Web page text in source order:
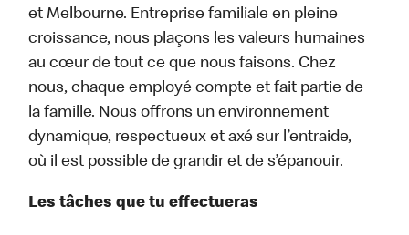
et Melbourne. Entreprise familiale en pleine
croissance, nous plaçons les valeurs humaines
au cœur de tout ce que nous faisons. Chez
nous, chaque employé compte et fait partie de
la famille. Nous offrons un environnement
dynamique, respectueux et axé sur l’entraide,
où il est possible de grandir et de s’épanouir.
Les tâches que tu effectueras